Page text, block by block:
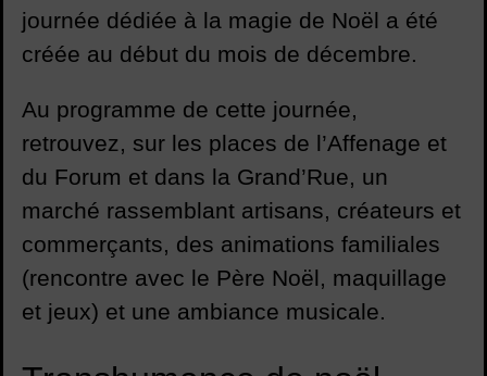
journée dédiée à la magie de Noël a été
créée au début du mois de décembre.
Au programme de cette journée,
retrouvez, sur les places de l’Affenage et
du Forum et dans la Grand’Rue, un
marché rassemblant artisans, créateurs et
commerçants, des animations familiales
(rencontre avec le Père Noël, maquillage
et jeux) et une ambiance musicale.